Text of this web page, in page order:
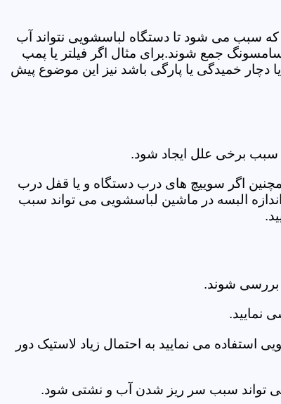
سبب می شود تا دستگاه لباسشویی نتواند آب
جمع شوند.برای مثال اگر فیلتر یا پمپ
دچار خمیدگی یا پارگی باشد نیز این موضوع پیش
سبب برخی علل ایجاد شود.
اگر سوییچ های درب دستگاه و یا قفل درب
البسه در ماشین لباسشویی می تواند سبب
بررسی شوند.
نمایید.
می نمایید به احتمال زیاد لاستیک دور
می تواند سبب سر ریز شدن آب و نشتی شود.